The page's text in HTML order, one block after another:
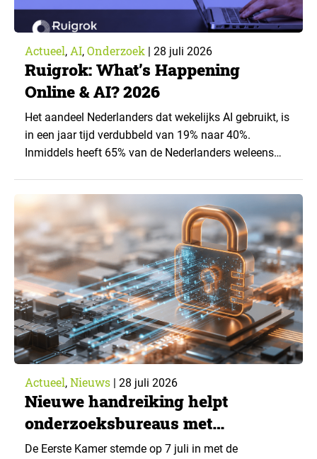
Actueel, AI, Onderzoek | 28 juli 2026
Ruigrok: What’s Happening
Online & AI? 2026
Het aandeel Nederlanders dat wekelijks AI gebruikt, is
in een jaar tijd verdubbeld van 19% naar 40%.
Inmiddels heeft 65% van de Nederlanders weleens
van What’s Happening Online & AI? 2026, het
jaarlijkse trendrapport van Ruigrok onderzoek &
advies over…
Actueel, Nieuws | 28 juli 2026
Nieuwe handreiking helpt
onderzoeksbureaus met
Cyberbeveiligingswet
De Eerste Kamer stemde op 7 juli in met de